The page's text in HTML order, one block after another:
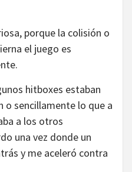
porque la colisión o
el juego es
hitboxes estaban
o sencillamente lo que a
a los otros
una vez donde un
y me aceleró contra